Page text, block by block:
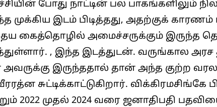
போது நாட்டின் பல பாகங்களிலும்
முக்கிய இடம் பிடித்தது, அதற்குக்
கைத்தொழில் அமைச்சருக்கும் இருந்த
, இந்த இடத்துடன். வருங்கால
அவருக்கு இருந்ததால் தான் அந்த குற்ற
சுட்டிக்காட்டுகிறார். விக்கிரமசிங்கே
2022 முதல் 2024 வரை ஜனாதிபதி